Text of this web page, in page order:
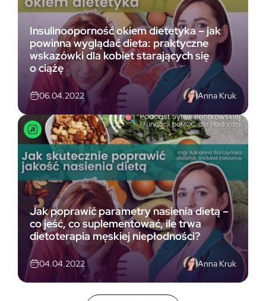
Insulinooporność okiem dietetyka – jak
powinna wyglądać dieta: praktyczne
wskazówki dla kobiet starających się
o ciążę
06.04.2022 Anna Kruk
Jak poprawić parametry nasienia dietą –
co jeść, co suplementować, ile trwa
dietoterapia męskiej niepłodności?
04.04.2022 Anna Kruk